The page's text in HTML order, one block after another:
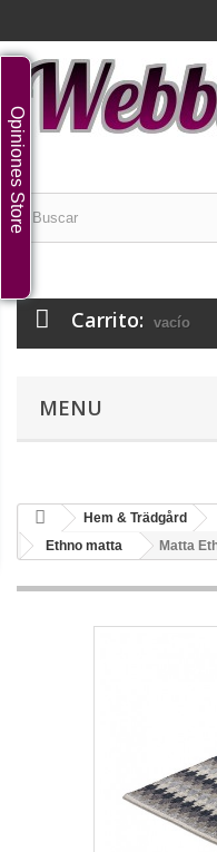
Carrito: vacío
MENU
Hem & Trädgård
Ethno matta
Matta
Opiniones Store